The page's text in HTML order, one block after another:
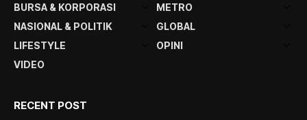
BURSA & KORPORASI
METRO
NASIONAL & POLITIK
GLOBAL
LIFESTYLE
OPINI
VIDEO
RECENT POST